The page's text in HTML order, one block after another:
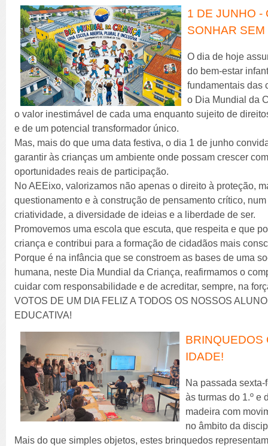
1 DE JUNHO -
SONHAR
O dia de hoje
do bem-estar
fundamentais das
o Dia Mundial da
o valor inestimável de cada uma enquanto sujeito de
e de um potencial transformador único.
Mas, mais do que uma data festiva, o dia 1 de junho
garantir às crianças um ambiente onde possam crescer
oportunidades reais de participação.
No AEEixo, valorizamos não apenas o direito à proteção,
questionamento e à construção de pensamento crítico,
criatividade, a diversidade de ideias e a liberdade de ser.
Promovemos uma escola que escuta, que respeita e que
criança e contribui para a formação de cidadãos mais
Porque é na infância que se constroem as bases de uma
humana, neste Dia Mundial da Criança, reafirmamos o
cuidar com responsabilidade e de acreditar, sempre, na
VOTOS DE UM DIA FELIZ A TODOS OS NOSSOS
EDUCATIVA!
BRINQUEDOS
IDADE!
Na passada
às turmas do 1.º e
madeira com
no âmbito da
Mais do que simples objetos, estes brinquedos